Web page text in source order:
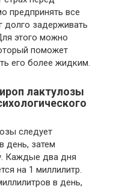
предпринять все
задерживать
этого можно
поможет
его более жидким.
лактулозы
следует
день, затем
Каждые два дня
на 1 миллилитр.
в день,